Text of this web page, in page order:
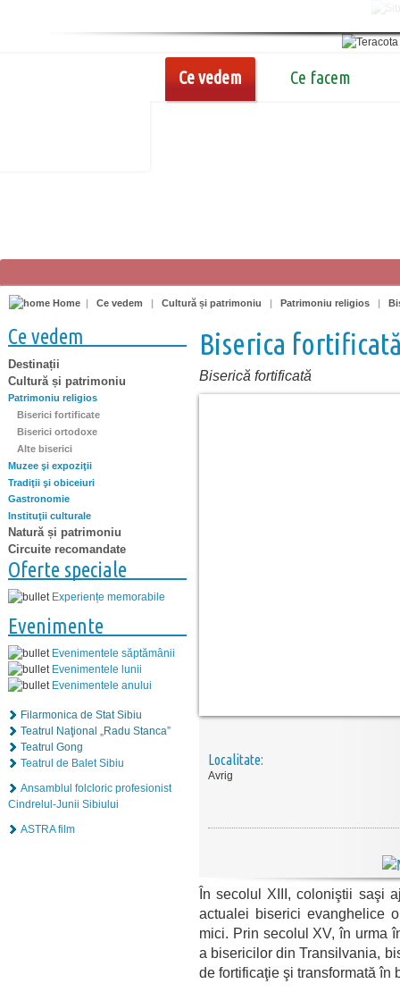
Ce vedem Ce facem
Home | Ce vedem | Cultură și patrimoniu | Patrimoniu religios |
Ce vedem
Destinații
Cultură și patrimoniu
Patrimoniu religios
Biserici fortificate
Biserici ortodoxe
Alte biserici
Muzee şi expoziţii
Tradiţii şi obiceiuri
Gastronomie
Instituţii culturale
Natură și patrimoniu
Circuite recomandate
Oferte speciale
Experiențe memorabile
Evenimente
Evenimentele săptămânii
Evenimentele lunii
Evenimentele anului
Filarmonica de Stat Sibiu
Teatrul Naţional „Radu Stanca”
Teatrul Gong
Teatrul de Balet Sibiu
Ansamblul folcloric profesionist
Cindrelul-Junii Sibiului
ASTRA film
Biserica
Biserică fortificată
Localitate:
Avrig
În secolul XIII, coloniştii saşi
actualei biserici evanghelice
mici. Prin secolul XV, în urma
a bisericilor din Transilvania,
de fortificaţie şi transformată în